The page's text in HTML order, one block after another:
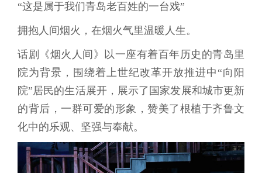
“这是属于我们青岛老百姓的一台戏”
拥抱人间烟火，在烟火气里温暖人生。
话剧《烟火人间》以一座有着百年历史的青岛里
院为背景，围绕着上世纪改革开放推进中“向阳
院”居民的生活展开，展示了国家发展和城市更新
的背后，一群可爱的形象，赞美了根植于齐鲁文
化中的乐观、坚强与奉献。